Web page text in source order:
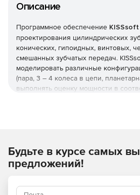
Описание
Программное обеспечение KISSsoft
проектирования цилиндрических
конических, гипоидных, винтовых,
смешанных зубчатых передач.
моделировать различные
(пара, 3 – 4 колеса в цепи,
выполнять оценку мощности в
Цилиндрические зубчатые колеса
На основе существующих стандартов
позволяет просто и безопасно
Осуществляется вычисление
Будьте в курсе самых
предложений!